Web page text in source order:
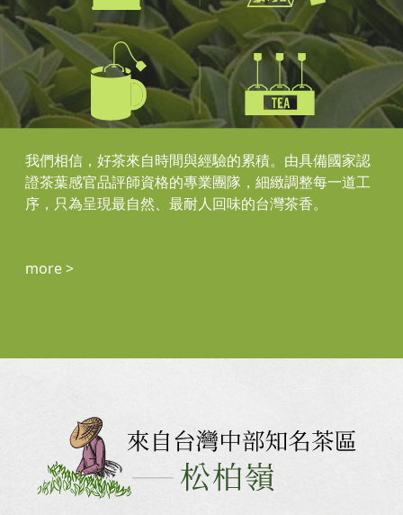
我們相信，好茶來自時間與經驗的累積。由具備國家認
證茶葉感官品評師資格的專業團隊，細緻調整每一道工
序，只為呈現最自然、最耐人回味的台灣茶香。
more >